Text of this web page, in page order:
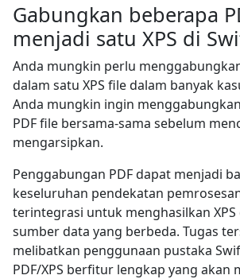
Gabungkan beberapa
menjadi satu XPS di
Anda mungkin perlu
dalam satu XPS file dalam banyak
Anda mungkin ingin
PDF file bersama-sama sebelum
mengarsipkan.
Penggabungan PDF dapat menjadi
keseluruhan pendekatan
terintegrasi untuk menghasilkan
sumber data yang berbeda. Tugas
melibatkan penggunaan pustaka
PDF/XPS berfitur lengkap yang akan